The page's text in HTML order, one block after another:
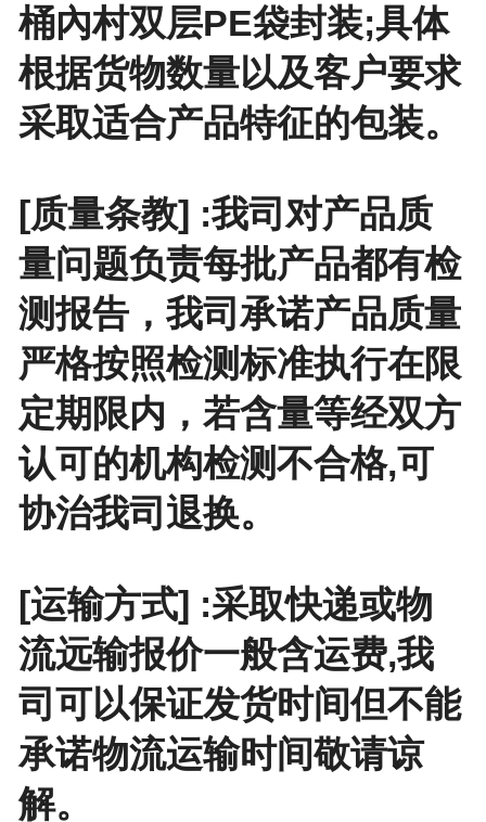
桶內村双层PE袋封装;具体
根据货物数量以及客户要求
采取适合产品特征的包装。
[质量条教] :我司对产品质
量问题负责每批产品都有检
测报告，我司承诺产品质量
严格按照检测标准执行在限
定期限内，若含量等经双方
认可的机构检测不合格,可
协治我司退换。
[运输方式] :采取快递或物
流远输报价一般含运费,我
司可以保证发货时间但不能
承诺物流运输时间敬请谅
解。